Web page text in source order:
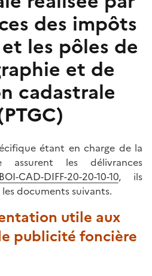
des impôts
les pôles de
et de
cadastrale
étant en charge de la
assurent les délivrances
BOI-CAD-DIFF-20-20-10-10, ils
documents suivants.
utile aux
publicité foncière